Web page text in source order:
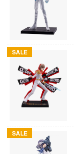
SALE
SALE
しい世界に祝福を！
花嫁
トヒルシリーズ